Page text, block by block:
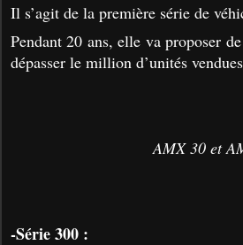
Il s’agit de la première série de
Pendant 20 ans, elle va proposer
dépasser le million d’unités
AMX 30 et
-Série 300 :